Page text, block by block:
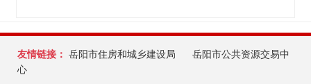
友情链接： 岳阳市住房和城乡建设局
岳阳市公共资源交易中
心